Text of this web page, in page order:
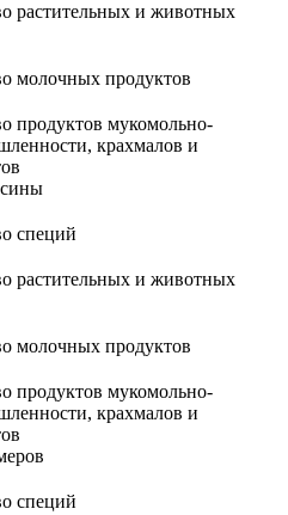
растительных и животных
молочных продуктов
продуктов мукомольно-
крахмалов и
специй
растительных и животных
молочных продуктов
продуктов мукомольно-
крахмалов и
специй